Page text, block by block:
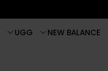
NEW BALANCE
UGG